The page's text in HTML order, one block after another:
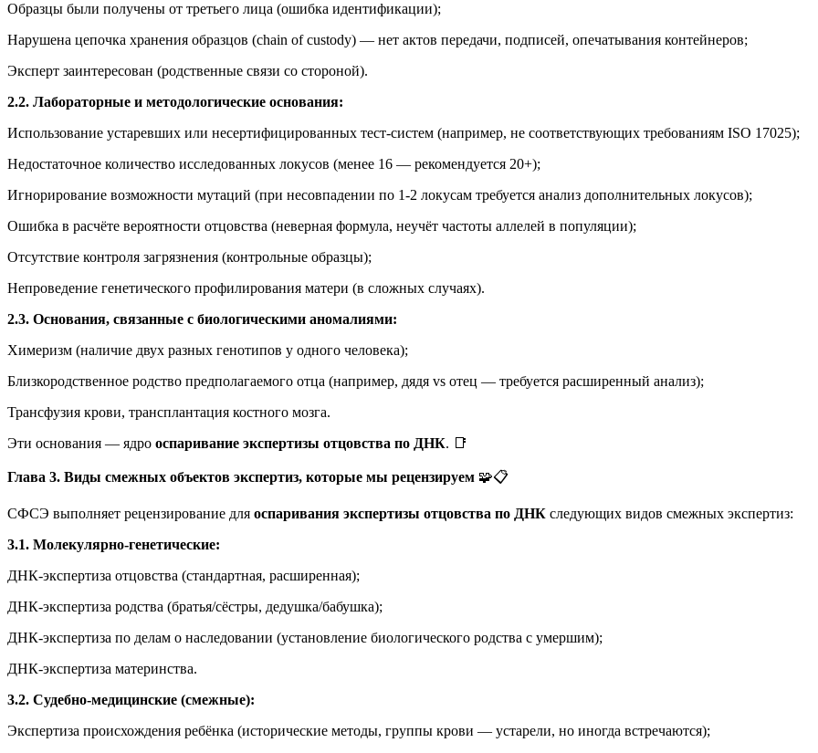
Образцы были получены от третьего лица (ошибка идентификации);
Нарушена цепочка хранения образцов (chain of custody) — нет актов передачи, подписей, опечатывания контейнеров;
Эксперт заинтересован (родственные связи со стороной).
2.2. Лабораторные и методологические основания:
Использование устаревших или несертифицированных тест-систем (например, не соответствующих требованиям ISO 17025);
Недостаточное количество исследованных локусов (менее 16 — рекомендуется 20+);
Игнорирование возможности мутаций (при несовпадении по 1-2 локусам требуется анализ дополнительных локусов);
Ошибка в расчёте вероятности отцовства (неверная формула, неучёт частоты аллелей в популяции);
Отсутствие контроля загрязнения (контрольные образцы);
Непроведение генетического профилирования матери (в сложных случаях).
2.3. Основания, связанные с биологическими аномалиями:
Химеризм (наличие двух разных генотипов у одного человека);
Близкородственное родство предполагаемого отца (например, дядя vs отец — требуется расширенный анализ);
Трансфузия крови, трансплантация костного мозга.
Эти основания — ядро оспаривание экспертизы отцовства по ДНК. 📑
Глава 3. Виды смежных объектов экспертиз, которые мы рецензируем 🧩📋
СФСЭ выполняет рецензирование для оспаривания экспертизы отцовства по ДНК следующих видов смежных экспертиз:
3.1. Молекулярно-генетические:
ДНК-экспертиза отцовства (стандартная, расширенная);
ДНК-экспертиза родства (братья/сёстры, дедушка/бабушка);
ДНК-экспертиза по делам о наследовании (установление биологического родства с умершим);
ДНК-экспертиза материнства.
3.2. Судебно-медицинские (смежные):
Экспертиза происхождения ребёнка (исторические методы, группы крови — устарели, но иногда встречаются);